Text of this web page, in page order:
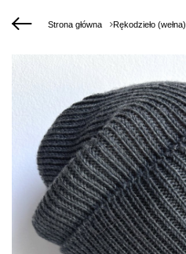
Strona główna Rękodzieło (wełna)